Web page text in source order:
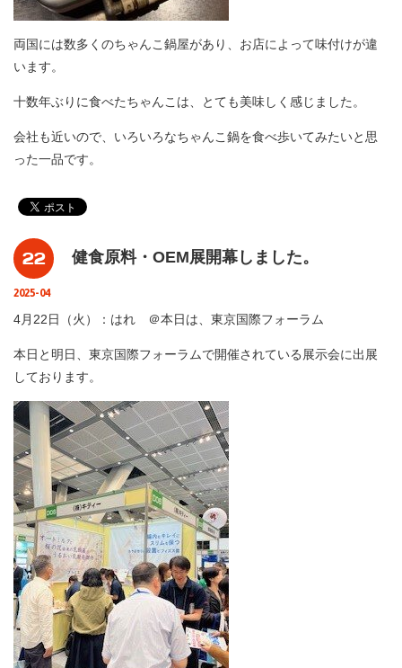
両国には数多くのちゃんこ鍋屋があり、お店によって味付けが違
います。
十数年ぶりに食べたちゃんこは、とても美味しく感じました。
会社も近いので、いろいろなちゃんこ鍋を食べ歩いてみたいと思
った一品です。
22
2025-04
健食原料・OEM展開幕しました。
4月22日（火）：はれ ＠本日は、東京国際フォーラム
本日と明日、東京国際フォーラムで開催されている展示会に出展
しております。